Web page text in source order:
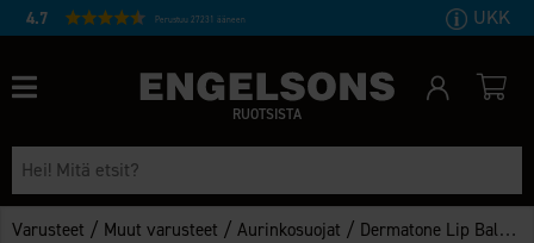
4.7 Perustuu 27231 ääneen UKK
RUOTSISTA
Varusteet / Muut varusteet /Aurinkosuojat / Dermatone Lip Balm Medicated SPF30